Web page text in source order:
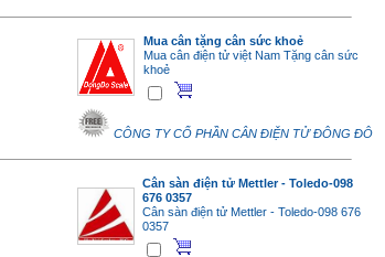
Mua cân tặng cân sức khoẻ
Mua cân điện tử việt Nam Tặng cân sức
khoẻ
CÔNG TY CỔ PHẦN CÂN ĐIỆN TỬ ĐÔNG ĐÔ
Cân sàn điện tử Mettler - Toledo-098
676 0357
Cân sàn điện tử Mettler - Toledo-098 676
0357